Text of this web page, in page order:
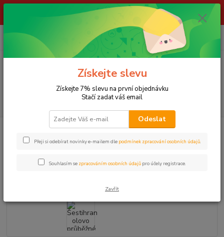
ŽIVÉ NÁSTRAHY !!! NEPOSÍLÁME !!! - ODBĚR POUZE NA NAŠÍ
za
LOV KAPRŮ Zátěže a back lead Šestihran olovo průběžné - 25g
Šestihran olovo průběžné - 25g
Získejte slevu
Získejte 7% slevu na první objednávku
Stačí zadat váš email
Odeslat
Přeji si odebírat novinky e-mailem dle podmínek zpracování osobních údajů.
Souhlasím se zpracováním osobních údajů pro účely registrace.
Zavřít